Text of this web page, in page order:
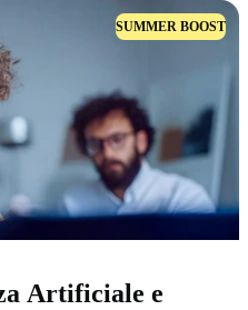
SUMMER BOOST
Artificiale e